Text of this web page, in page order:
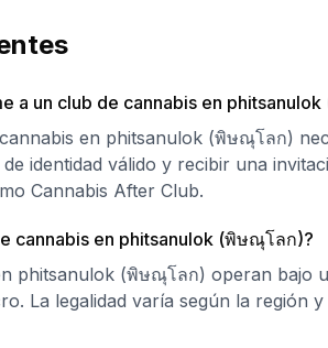
a un club de cannabis en
en phitsanulok (พิษณุโลก)
identidad válido y recibir una
Cannabis After Club.
cannabis en phitsanulok (พิษณุโลก)?
phitsanulok (พิษณุโลก) operan bajo
La legalidad varía según la región